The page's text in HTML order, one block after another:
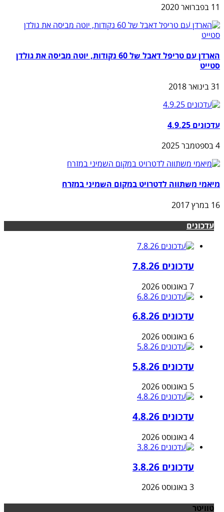
11 בפברואר 2020
הארדן עם טריפל דאבל של 60 נקודות, יוטה מביסה את גולדן
סטייט
31 בינואר 2018
עדכונים 4.9.25
4 בספטמבר 2025
מיאמי משתווה לדטרויט במקום השמיני במזרח
16 במרץ 2017
עדכונים
עדכונים 7.8.26
7 באוגוסט 2026
עדכונים 6.8.26
6 באוגוסט 2026
עדכונים 5.8.26
5 באוגוסט 2026
עדכונים 4.8.26
4 באוגוסט 2026
עדכונים 3.8.26
3 באוגוסט 2026
טוויטר